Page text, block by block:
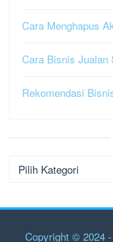
Cara Menghapus
Cara Bisnis
Rekomendasi
Kategori
Copyright © 2024